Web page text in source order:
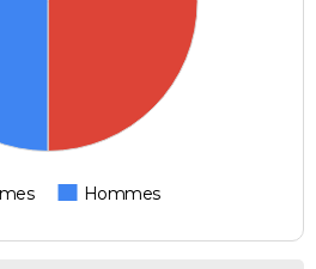
Hommes